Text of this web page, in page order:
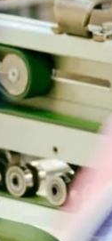
2021. február
2021. január
2020. október
2020. szeptember
2020. július
2020. június
2020. április
2020. február
2019. november